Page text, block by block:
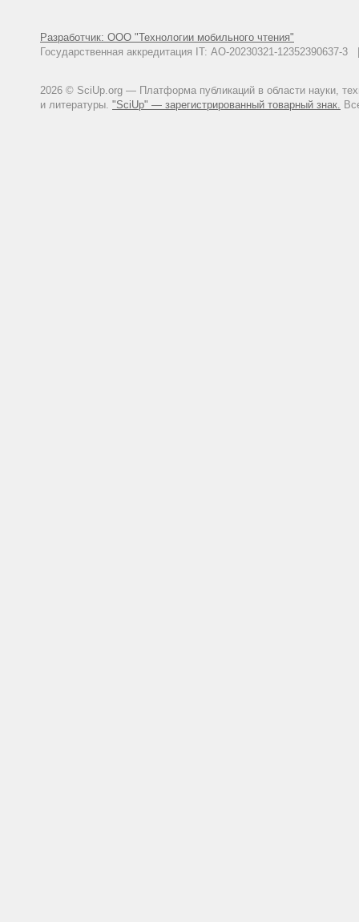
Разработчик: ООО "Технологии мобильного чтения"
Государственная аккредитация IT: АО-20230321-
2026 © SciUp.org — Платформа публикаций в области науки,
и литературы. "SciUp" — зарегистрированный товарный знак.